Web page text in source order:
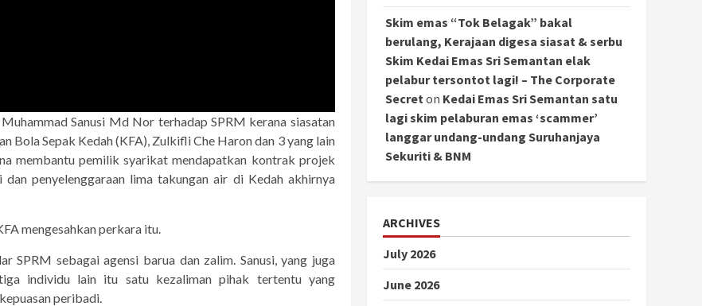
Sanusi Md Nor terhadap SPRM kerana siasatan
Bola Sepak Kedah (KFA), Zulkifli Che Haron dan 3 yang lain
membantu pemilik syarikat mendapatkan kontrak projek
penyelenggaraan lima takungan air di Kedah akhirnya
mengesahkan perkara itu.
SPRM sebagai agensi barua dan zalim. Sanusi, yang juga
individu lain itu satu kezaliman pihak tertentu yang
peribadi.
Skim emas “Tok Belagak” bakal
berulang, Kerajaan digesa siasat & serbu
Skim Kedai Emas Sri Semantan elak
pelabur tersontot lagi! – The Corporate
Secret on Kedai Emas Sri Semantan satu
lagi skim pelaburan emas ‘scammer’
langgar undang-undang Suruhanjaya
Sekuriti & BNM
ARCHIVES
July 2026
June 2026